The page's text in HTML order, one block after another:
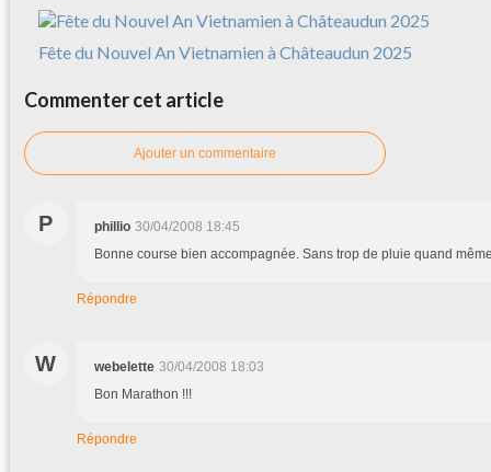
Fête du Nouvel An Vietnamien à Châteaudun 2025
Commenter cet article
Ajouter un commentaire
P phillio 30/04/2008 18:45
Bonne course bien accompagnée. Sans trop de pluie quand
Répondre
W webelette 30/04/2008 18:03
Bon Marathon !!!
Répondre